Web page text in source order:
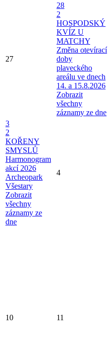
27
28
2
HOSPODSKÝ
KVÍZ U
MATCHY
Změna otevírací
doby
plaveckého
areálu ve dnech
14. a 15.8.2026
Zobrazit
všechny
záznamy ze dne
3
2
KOŘENY
SMYSLŮ
Harmonogram
akcí 2026
Archeopark
Všestary
Zobrazit
všechny
záznamy ze
dne
4
10 11